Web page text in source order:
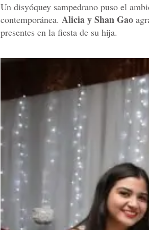
Un disyóquey sampedrano puso el
contemporánea. Alicia y Shan Gao
presentes en la fiesta de su hija.